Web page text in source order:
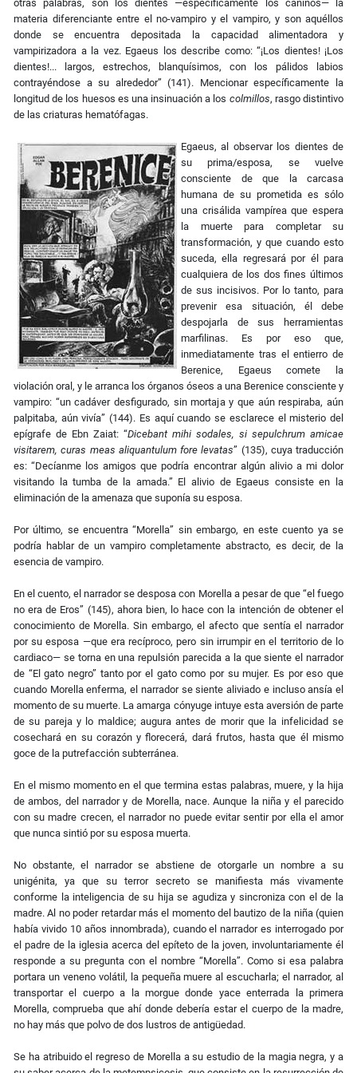
otras palabras, son los dientes ―específicamente los caninos― la
materia diferenciante entre el no-vampiro y el vampiro, y son aquéllos
donde se encuentra depositada la capacidad alimentadora y
vampirizadora a la vez. Egaeus los describe como: “¡Los dientes! ¡Los
dientes!... largos, estrechos, blanquísimos, con los pálidos labios
contrayéndose a su alrededor” (141). Mencionar específicamente la
longitud de los huesos es una insinuación a los colmillos, rasgo distintivo
de las criaturas hematófagas.
Egaeus, al observar los dientes de
su prima/esposa, se vuelve
consciente de que la carcasa
humana de su prometida es sólo
una crisálida vampírea que espera
la muerte para completar su
transformación, y que cuando esto
suceda, ella regresará por él para
cualquiera de los dos fines últimos
de sus incisivos. Por lo tanto, para
prevenir esa situación, él debe
despojarla de sus herramientas
marfilinas. Es por eso que,
inmediatamente tras el entierro de
Berenice, Egaeus comete la
violación oral, y le arranca los órganos óseos a una Berenice consciente y
vampiro: “un cadáver desfigurado, sin mortaja y que aún respiraba, aún
palpitaba, aún vivía” (144). Es aquí cuando se esclarece el misterio del
epígrafe de Ebn Zaiat: “Dicebant mihi sodales, si sepulchrum amicae
visitarem, curas meas aliquantulum fore levatas” (135), cuya traducción
es: “Decíanme los amigos que podría encontrar algún alivio a mi dolor
visitando la tumba de la amada.” El alivio de Egaeus consiste en la
eliminación de la amenaza que suponía su esposa.
Por último, se encuentra “Morella” sin embargo, en este cuento ya se
podría hablar de un vampiro completamente abstracto, es decir, de la
esencia de vampiro.
En el cuento, el narrador se desposa con Morella a pesar de que “el fuego
no era de Eros” (145), ahora bien, lo hace con la intención de obtener el
conocimiento de Morella. Sin embargo, el afecto que sentía el narrador
por su esposa ―que era recíproco, pero sin irrumpir en el territorio de lo
cardiaco― se torna en una repulsión parecida a la que siente el narrador
de “El gato negro” tanto por el gato como por su mujer. Es por eso que
cuando Morella enferma, el narrador se siente aliviado e incluso ansía el
momento de su muerte. La amarga cónyuge intuye esta aversión de parte
de su pareja y lo maldice; augura antes de morir que la infelicidad se
cosechará en su corazón y florecerá, dará frutos, hasta que él mismo
goce de la putrefacción subterránea.
En el mismo momento en el que termina estas palabras, muere, y la hija
de ambos, del narrador y de Morella, nace. Aunque la niña y el parecido
con su madre crecen, el narrador no puede evitar sentir por ella el amor
que nunca sintió por su esposa muerta.
No obstante, el narrador se abstiene de otorgarle un nombre a su
unigénita, ya que su terror secreto se manifiesta más vivamente
conforme la inteligencia de su hija se agudiza y sincroniza con el de la
madre. Al no poder retardar más el momento del bautizo de la niña (quien
había vivido 10 años innombrada), cuando el narrador es interrogado por
el padre de la iglesia acerca del epíteto de la joven, involuntariamente él
responde a su pregunta con el nombre “Morella”. Como si esa palabra
portara un veneno volátil, la pequeña muere al escucharla; el narrador, al
transportar el cuerpo a la morgue donde yace enterrada la primera
Morella, comprueba que ahí donde debería estar el cuerpo de la madre,
no hay más que polvo de dos lustros de antigüedad.
Se ha atribuido el regreso de Morella a su estudio de la magia negra, y a